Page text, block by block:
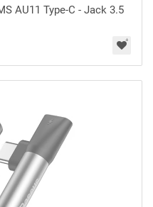
AU11 Type-C - Jack 3.5